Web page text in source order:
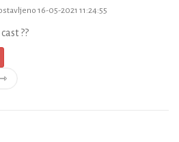
16-05-2021 11:24:55
??